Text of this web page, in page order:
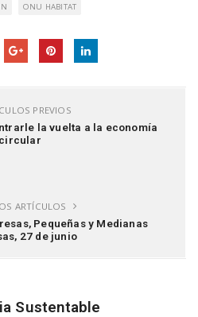
ONU HABITAT
PREVIOS
la vuelta a la economía
circular
ARTÍCULOS
Pequeñas y Medianas
27 de junio
Sustentable